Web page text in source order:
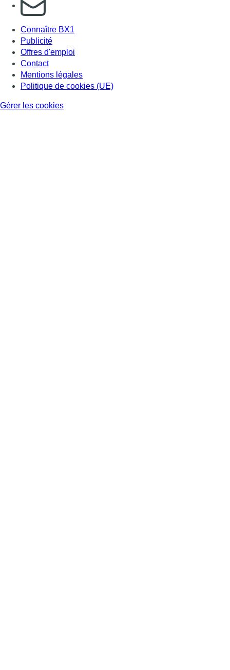
Connaître BX1
Publicité
Offres d'emploi
Contact
Mentions légales
Politique de cookies (UE)
Gérer les cookies